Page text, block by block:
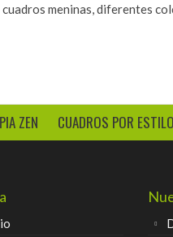
cuadros meninas, diferentes
ZEN CUADROS POR